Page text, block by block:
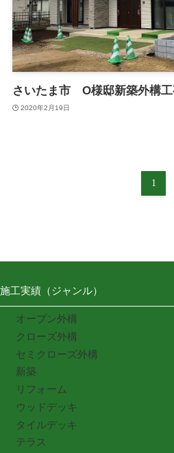
さいたま市 O様邸新築外構
2020年2月19日
1
施工実績（ジャンル）
オープン外構
クローズ外構
セミクローズ外構
新築
リフォーム
ウッドデッキ
タイルデッキ
テラス